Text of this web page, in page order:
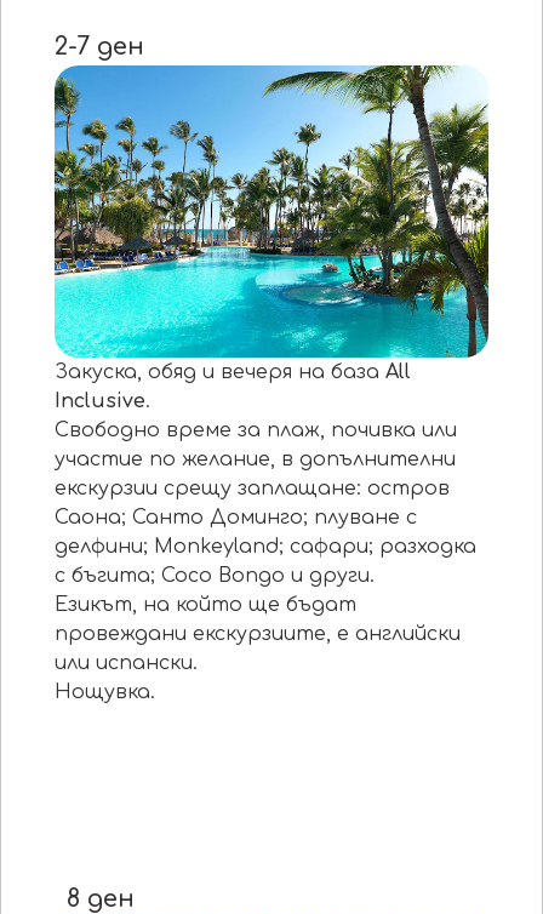
2-7 ден
Закуска, обяд и вечеря на база All
Inclusive.
Свободно време за плаж, почивка или
участие по желание, в допълнителни
екскурзии срещу заплащане: остров
Саона; Санто Доминго; плуване с
делфини; Monkeyland; сафари; разходка
с бъгита; Coco Bongo и други.
Езикът, на който ще бъдат
провеждани екскурзиите, е английски
или испански.
Нощувка.
8 ден